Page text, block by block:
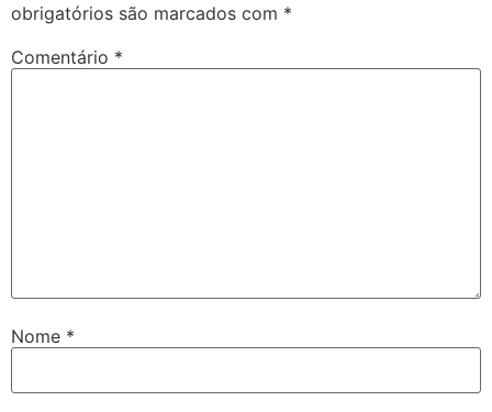
obrigatórios são marcados com *
Comentário *
Nome *